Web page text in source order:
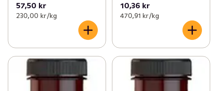
57,50 kr
230,00 kr /kg
10,36 kr
470,91 kr /kg